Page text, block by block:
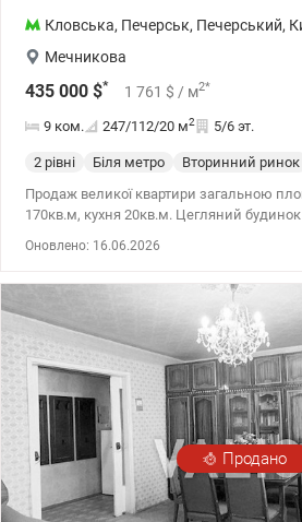
Кловська, Печерськ, Печерський,
Мечникова
435 000 $* 1 761 $ / м2*
9 ком. 247/112/20 м2 5/6 эт.
2 рівні Біля метро Вторинний ринок
Продаж великої квартири загальною
170кв.м, кухня 20кв.м. Цегляний
рівень - 3 кладовки: 8, 4 та 9 м.кв. - 3
Душова кабіна, джакузі. - 2 балкони
рівні. 5+6 поверх 6-поверхового
площа 1 рівня 75, 4 м.кв. - площа 2 рівня
площа 170 м.кв. - Загальна площа 247 м. кв. Житловий
Центр, метро Кловська, вул. Мечникова,
Києва. На одній вулиці з БЦ Парус, поряд
та Мандарин Плаза. т.044 200 10 80
Оновлено: 16.06.2026
Продано